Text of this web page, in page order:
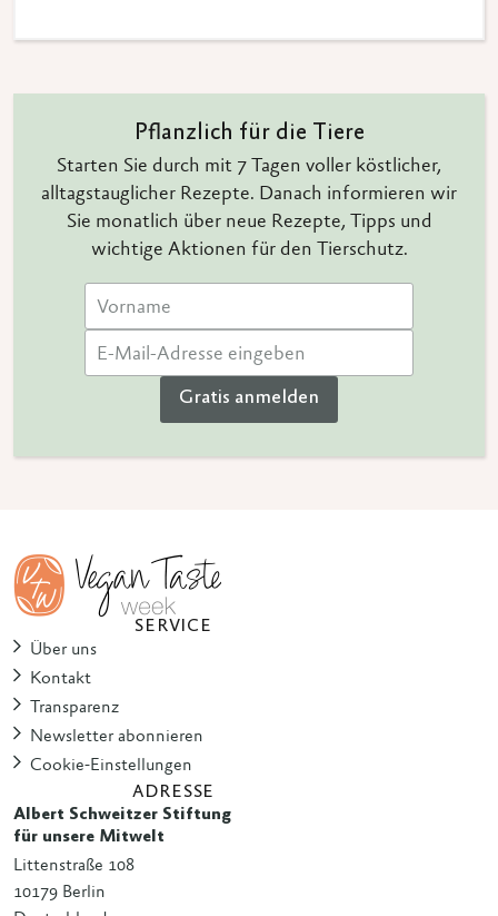
Pflanzlich für die Tiere
Starten Sie durch mit 7 Tagen voller köstlicher,
alltagstauglicher Rezepte. Danach informieren wir
Sie monatlich über neue Rezepte, Tipps und
wichtige Aktionen für den Tierschutz.
Gratis anmelden
SERVICE
Über uns
Kontakt
Transparenz
Newsletter abonnieren
Cookie-Einstellungen
ADRESSE
Albert Schweitzer Stiftung
für unsere Mitwelt
Littenstraße 108
10179 Berlin